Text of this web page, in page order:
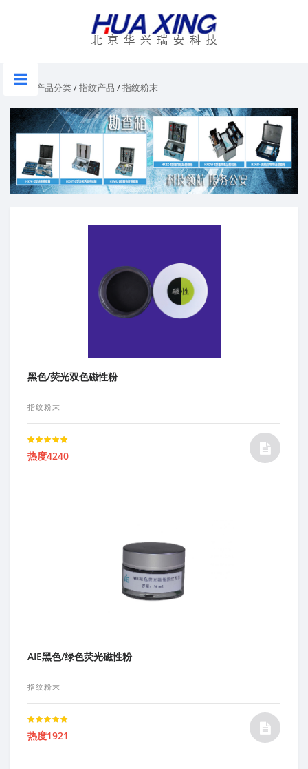
首页 产品分类/指纹产品 /指纹粉末
黑色/荧光双色磁性粉
指纹粉末
Rated
5.00out of 5
热度4240
AIE黑色/绿色荧光磁性粉
指纹粉末
Rated
5.00out of 5
热度1921